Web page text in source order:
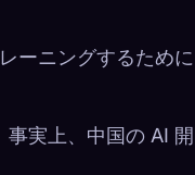
ーニングするために
実上、中国の AI 開